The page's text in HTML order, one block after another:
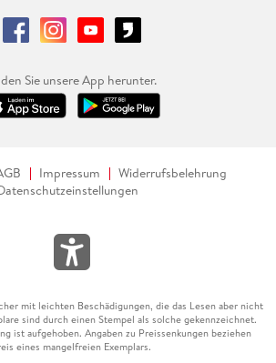
Sie unsere App herunter.
Impressum
Widerrufsbelehrung
mit leichten Beschädigungen, die das Lesen aber nicht
sind durch einen Stempel als solche gekennzeichnet.
ist aufgehoben. Angaben zu Preissenkungen beziehen
eines mangelfreien Exemplars.